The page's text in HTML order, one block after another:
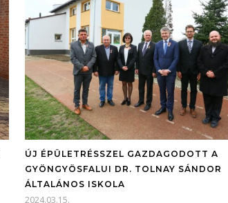
ÚJ ÉPÜLETRÉSSZEL GAZDAGODOTT A
GYÖNGYÖSFALUI DR. TOLNAY SÁNDOR
ÁLTALÁNOS ISKOLA
2024.03.15.